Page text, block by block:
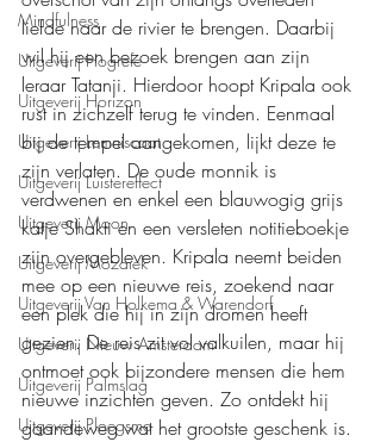
Mindfulness
Uitgeverij Hogrefe
Uitgeverij Horizon
Uitgeverij Lemniscaat
Uitgeverij Luistereffect
Uitgeverij Moon
Uitgeverij Mozaïek
Uitgeverij Van Holkema & Warendorf
Uitgeverij Nieuw Amsterdam
Uitgeverij Palmslag
Uitgeverij Ploegsma
liefde naar de rivier te brengen. Daarbij
wil hij een bezoek brengen aan zijn
leraar Tatanji. Hierdoor hoopt Kripala ook
rust in zichzelf terug te vinden. Eenmaal
bij de tempel aangekomen, lijkt deze te
zijn verlaten. De oude monnik is
verdwenen en enkel een blauwogig grijs
katje Shakti en een versleten notitieboekje
zijn overgebleven. Kripala neemt beiden
mee op een nieuwe reis, zoekend naar
een plek die hij in zijn dromen heeft
gezien. De reis zit vol valkuilen, maar hij
ontmoet ook bijzondere mensen die hem
nieuwe inzichten geven. Zo ontdekt hij
gaandeweg wat het grootste geschenk is.